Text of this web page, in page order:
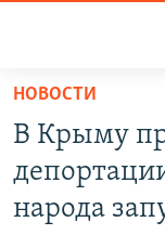
Вернуться
основному
содержанию
Вернутся
СПЕЦПРОЕКТЫ
НОВОСТИ
В Крыму
народа